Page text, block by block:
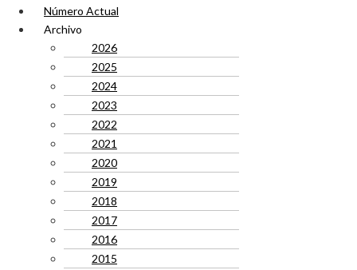
Número Actual
Archivo
2026
2025
2024
2023
2022
2021
2020
2019
2018
2017
2016
2015